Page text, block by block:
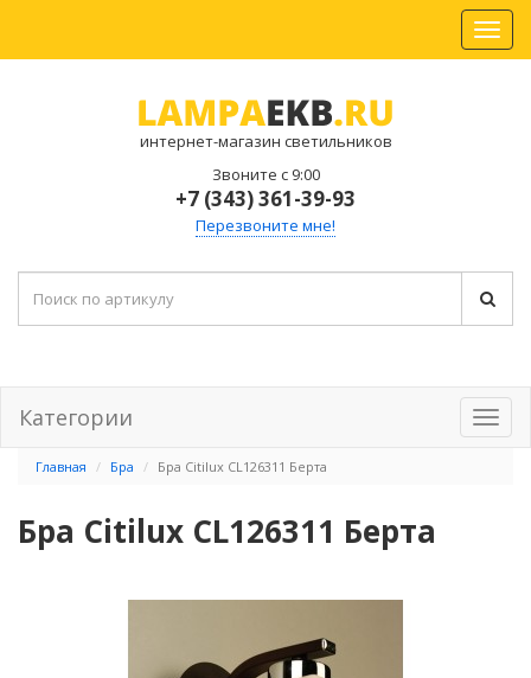
интернет-магазин светильников
Звоните с 9:00
+7 (343) 361-39-93
Перезвоните мне!
Категории
Главная Бра Бра Citilux CL126311 Берта
Бра Citilux CL126311 Берта